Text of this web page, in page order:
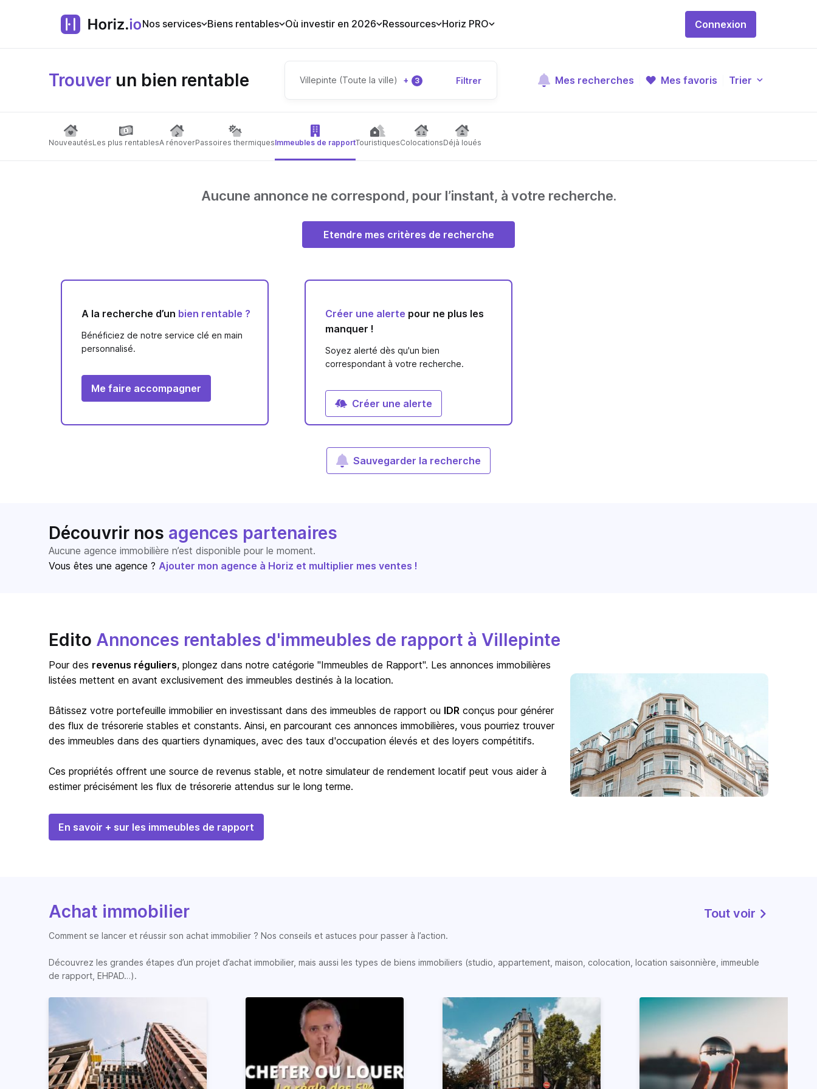
Nos services Biens rentables Où investir en 2026 Ressources Horiz PRO Connexion
Trouver un bien rentable Villepinte (Toute la ville) + 3 Filtrer Mes recherches Mes favoris Trier
NouveautésLes plus rentablesA rénoverPassoires thermiquesImmeubles de rapportTouristiquesColocationsDéjà loués
Aucune annonce ne correspond, pour l’instant, à votre recherche.
Etendre mes critères de recherche
A la recherche d’un bien rentable ?
Bénéficiez de notre service clé en main
personnalisé.
Me faire accompagner
Créer une alerte pour ne plus les
manquer !
Soyez alerté dès qu'un bien
correspondant à votre recherche.
Créer une alerte
Sauvegarder la recherche
Découvrir nos agences partenaires
Aucune agence immobilière n’est disponible pour le moment.
Vous êtes une agence ? Ajouter mon agence à Horiz et multiplier mes ventes !
Edito Annonces rentables d'immeubles de rapport à Villepinte
Pour des revenus réguliers, plongez dans notre catégorie "Immeubles de Rapport". Les annonces immobilières
listées mettent en avant exclusivement des immeubles destinés à la location.
Bâtissez votre portefeuille immobilier en investissant dans des immeubles de rapport ou IDR conçus pour générer
des flux de trésorerie stables et constants. Ainsi, en parcourant ces annonces immobilières, vous pourriez trouver
des immeubles dans des quartiers dynamiques, avec des taux d'occupation élevés et des loyers compétitifs.
Ces propriétés offrent une source de revenus stable, et notre simulateur de rendement locatif peut vous aider à
estimer précisément les flux de trésorerie attendus sur le long terme.
En savoir + sur les immeubles de rapport
Achat immobilier Tout voir
Comment se lancer et réussir son achat immobilier ? Nos conseils et astuces pour passer à l’action.
Découvrez les grandes étapes d’un projet d’achat immobilier, mais aussi les types de biens immobiliers (studio, appartement, maison, colocation, location saisonnière, immeuble
de rapport, EHPAD…).